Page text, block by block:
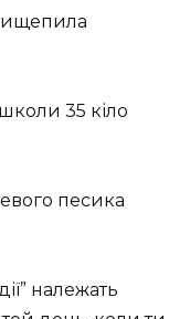
35 кіло
песика
належать